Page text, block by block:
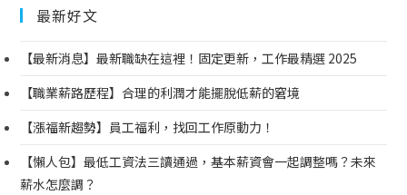
最新好文
【最新消息】最新職缺在這裡！固定更新，工作最精選 2025
【職業薪路歷程】合理的利潤才能擺脫低薪的窘境
【漲福新趨勢】員工福利，找回工作原動力！
【懶人包】最低工資法三讀通過，基本薪資會一起調整嗎？未來
薪水怎麼調？